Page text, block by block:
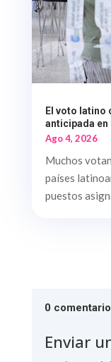
El voto latino
anticipada en
Ago 4, 2026
Muchos
países
puestos
0
Enviar